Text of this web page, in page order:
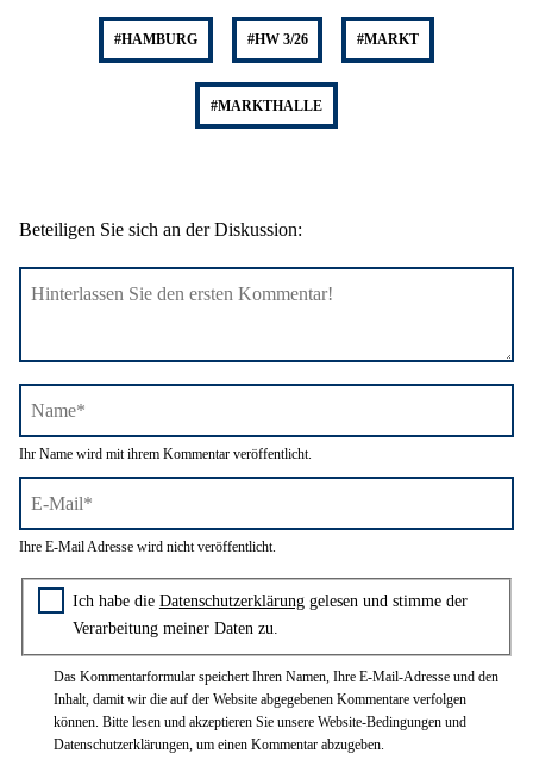
#HAMBURG #HW 3/26 #MARKT
#MARKTHALLE
Beteiligen Sie sich an der Diskussion:
Name*
Ihr Name wird mit ihrem Kommentar veröffentlicht.
E-
Mail*
Ihre E-Mail Adresse wird nicht veröffentlicht.
Zustimmung zur Datenschutzerklärung
Ich habe die Datenschutzerklärunggelesen und stimme der
Verarbeitung meiner Daten zu.
Das Kommentarformular speichert Ihren Namen, Ihre E-Mail-Adresse und den
Inhalt, damit wir die auf der Website abgegebenen Kommentare verfolgen
können. Bitte lesen und akzeptieren Sie unsere Website-Bedingungen und
Datenschutzerklärungen, um einen Kommentar abzugeben.